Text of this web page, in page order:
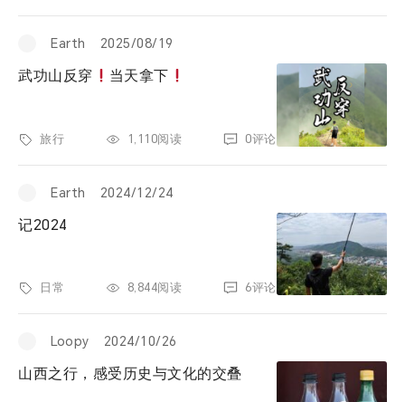
Earth 2025/08/19
武功山反穿 当天拿下
旅行 1,110阅读 0评论
Earth 2024/12/24
记2024
日常 8,844阅读 6评论
Loopy 2024/10/26
山西之行，感受历史与文化的交叠